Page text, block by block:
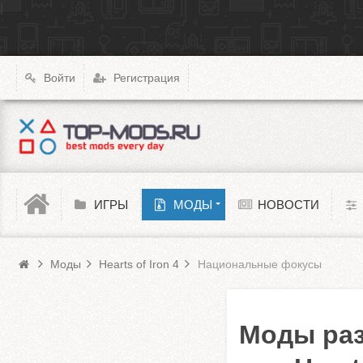
Войти Регистрация
Моды HoI 4
ИГРЫ МОДЫ
XCOM: Chimera Squad
Cyberpunk 2077
Teardown
Melon Playground
Barotrauma НОВОСТИ
Моды Hearts of Iron 4 Национальные фокусы
Моды